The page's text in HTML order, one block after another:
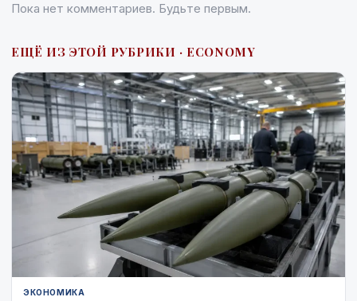
Пока нет комментариев. Будьте первым.
ЕЩЁ ИЗ ЭТОЙ РУБРИКИ · ECONOMY
ЭКОНОМИКА